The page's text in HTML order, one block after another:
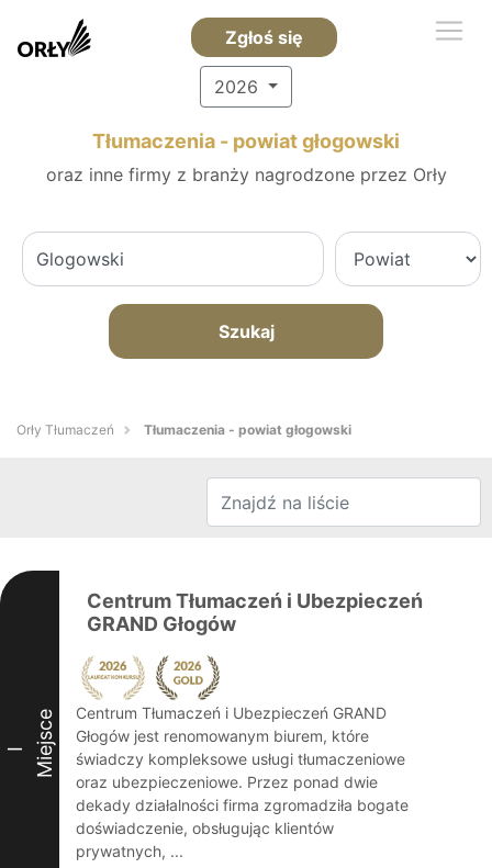
Zgłoś się
2026
Tłumaczenia - powiat głogowski
oraz inne firmy z branży nagrodzone przez Orły
Szukaj
Orły Tłumaczeń Tłumaczenia - powiat głogowski
I Miejsce
Centrum Tłumaczeń i Ubezpieczeń
GRAND Głogów
Centrum Tłumaczeń i Ubezpieczeń GRAND
Głogów jest renomowanym biurem, które
świadczy kompleksowe usługi tłumaczeniowe
oraz ubezpieczeniowe. Przez ponad dwie
dekady działalności firma zgromadziła bogate
doświadczenie, obsługując klientów
prywatnych, ...